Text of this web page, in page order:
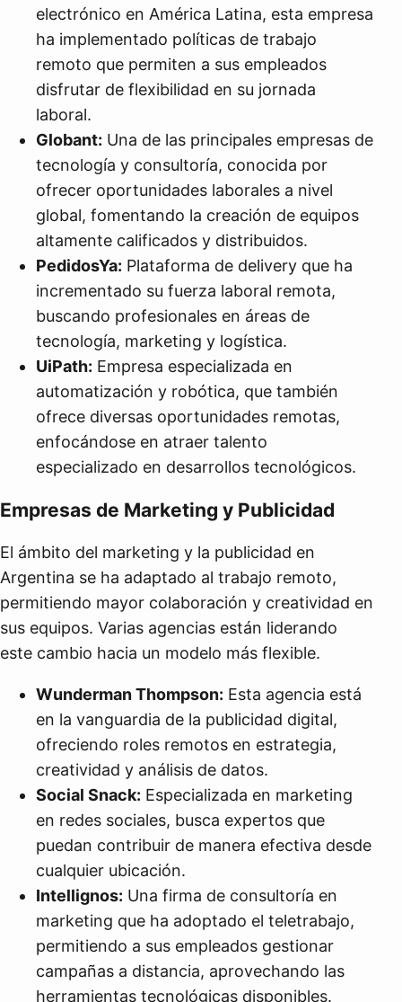
electrónico en América Latina, esta empresa
ha implementado políticas de trabajo
remoto que permiten a sus empleados
disfrutar de flexibilidad en su jornada
laboral.
Globant: Una de las principales empresas de
tecnología y consultoría, conocida por
ofrecer oportunidades laborales a nivel
global, fomentando la creación de equipos
altamente calificados y distribuidos.
PedidosYa: Plataforma de delivery que ha
incrementado su fuerza laboral remota,
buscando profesionales en áreas de
tecnología, marketing y logística.
UiPath: Empresa especializada en
automatización y robótica, que también
ofrece diversas oportunidades remotas,
enfocándose en atraer talento
especializado en desarrollos tecnológicos.
Empresas de Marketing y Publicidad
El ámbito del marketing y la publicidad en
Argentina se ha adaptado al trabajo remoto,
permitiendo mayor colaboración y creatividad en
sus equipos. Varias agencias están liderando
este cambio hacia un modelo más flexible.
Wunderman Thompson: Esta agencia está
en la vanguardia de la publicidad digital,
ofreciendo roles remotos en estrategia,
creatividad y análisis de datos.
Social Snack: Especializada en marketing
en redes sociales, busca expertos que
puedan contribuir de manera efectiva desde
cualquier ubicación.
Intellignos: Una firma de consultoría en
marketing que ha adoptado el teletrabajo,
permitiendo a sus empleados gestionar
campañas a distancia, aprovechando las
herramientas tecnológicas disponibles.